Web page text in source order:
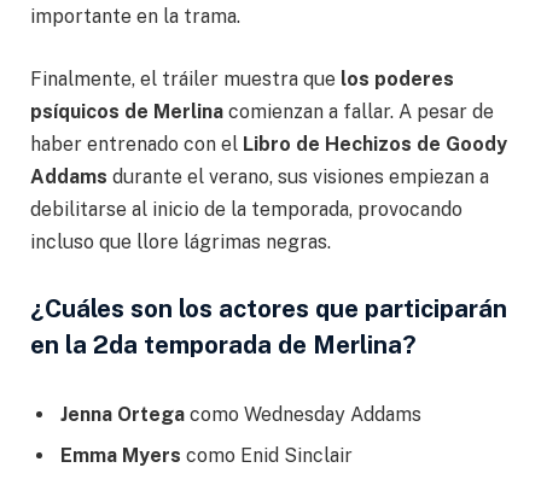
importante en la trama.
Finalmente, el tráiler muestra que los poderes
psíquicos de Merlina comienzan a fallar. A pesar de
haber entrenado con el Libro de Hechizos de Goody
Addams durante el verano, sus visiones empiezan a
debilitarse al inicio de la temporada, provocando
incluso que llore lágrimas negras.
¿Cuáles son los actores que participarán
en la 2da temporada de Merlina?
Jenna Ortega como Wednesday Addams
Emma Myers como Enid Sinclair